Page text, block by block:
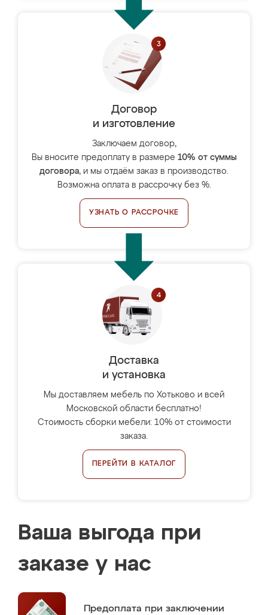
Договор
и изготовление
Заключаем договор,
Вы вносите предоплату в размере 10% от суммы
договора, и мы отдаём заказ в производство.
Возможна оплата в рассрочку без %.
УЗНАТЬ О РАССРОЧКЕ
Доставка
и установка
Мы доставляем мебель по Хотьково и всей
Московской области бесплатно!
Стоимость сборки мебели: 10% от стоимости
заказа.
ПЕРЕЙТИ В КАТАЛОГ
Ваша выгода при
заказе у нас
Предоплата при заключении